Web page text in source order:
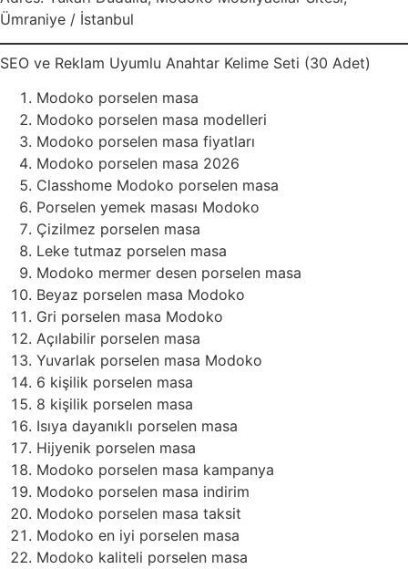
Ümraniye / İstanbul
SEO ve Reklam Uyumlu Anahtar Kelime Seti (30 Adet)
Modoko porselen masa
Modoko porselen masa modelleri
Modoko porselen masa fiyatları
Modoko porselen masa 2026
Classhome Modoko porselen masa
Porselen yemek masası Modoko
Çizilmez porselen masa
Leke tutmaz porselen masa
Modoko mermer desen porselen masa
Beyaz porselen masa Modoko
Gri porselen masa Modoko
Açılabilir porselen masa
Yuvarlak porselen masa Modoko
6 kişilik porselen masa
8 kişilik porselen masa
Isıya dayanıklı porselen masa
Hijyenik porselen masa
Modoko porselen masa kampanya
Modoko porselen masa indirim
Modoko porselen masa taksit
Modoko en iyi porselen masa
Modoko kaliteli porselen masa